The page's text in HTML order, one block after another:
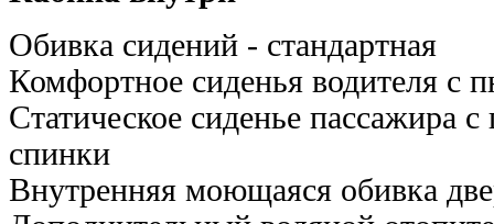
Обивка сидений - стандартная
Комфортное сиденья водителя с
Статическое сиденье пассажира
спинки
Внутренняя моющаяся обивка